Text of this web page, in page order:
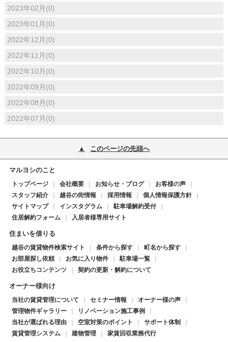
2023年02月(0)
2023年01月(0)
2022年12月(0)
2022年11月(0)
2022年10月(0)
2022年09月(0)
2022年08月(0)
2022年07月(0)
このページの先頭へ
マルヨシのこと
トップページ 会社概要 お知らせ・ブログ
お客様の声
スタッフ紹介
越谷の街情報 採用情報
個人情報保護方針
サイトマップ
インスタグラム
駐車場解約受付
住居解約フォーム
入居者様専用サイト
住まいを借りる
越谷の賃貸物件検索サイト 条件から探す
町名から探す
お部屋探し依頼
お気に入り物件
駐車場一覧
お役立ちコンテンツ
契約の更新・解約について
オーナー様向け
当社の賃貸管理について セミナー情報
オーナー様の声
管理物件ギャラリー
リノベーション施工事例
当社が選ばれる理由
空室対策のポイント
サポート体制
賃貸管理システム
建物管理 家賃回収業務代行